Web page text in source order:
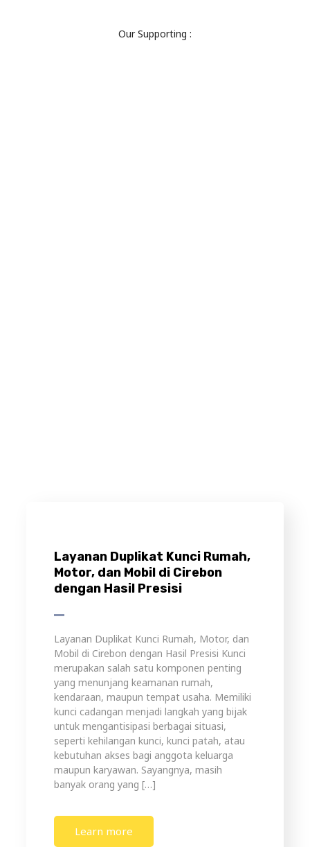
Our Supporting :
Layanan Duplikat Kunci Rumah,
Motor, dan Mobil di Cirebon
dengan Hasil Presisi
Layanan Duplikat Kunci Rumah, Motor, dan
Mobil di Cirebon dengan Hasil Presisi Kunci
merupakan salah satu komponen penting
yang menunjang keamanan rumah,
kendaraan, maupun tempat usaha. Memiliki
kunci cadangan menjadi langkah yang bijak
untuk mengantisipasi berbagai situasi,
seperti kehilangan kunci, kunci patah, atau
kebutuhan akses bagi anggota keluarga
maupun karyawan. Sayangnya, masih
banyak orang yang […]
Learn more